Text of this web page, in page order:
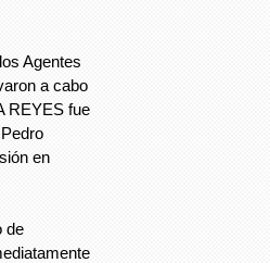
Agentes
a cabo
REYES fue
en
de